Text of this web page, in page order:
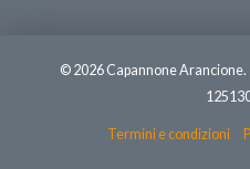
© 2026 Capannone Arancione.
Termini e condizioni